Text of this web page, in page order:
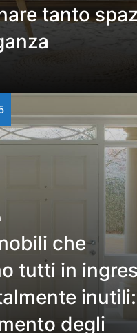
tanto
che
tutti in
inutili:
degli